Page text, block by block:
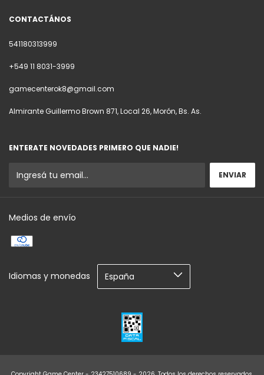
CONTACTÁNOS
541180313999
+549 11 8031-3999
gamecenterok8@gmail.com
Almirante Guillermo Brown 871, Local 26, Morón, Bs. As.
ENTERATE NOVEDADES PRIMERO QUE NADIE!
Medios de envío
Idiomas y monedas